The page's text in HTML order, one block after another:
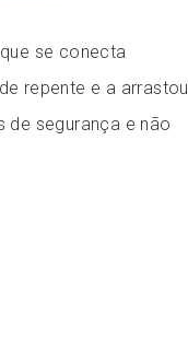
se conecta
repente e a arrastou
de segurança e não